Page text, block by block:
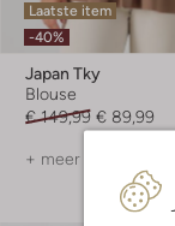
Laatste item
-40%
Japan Tky
Blouse
€ 149,99 € 89,99
+ meer kleuren